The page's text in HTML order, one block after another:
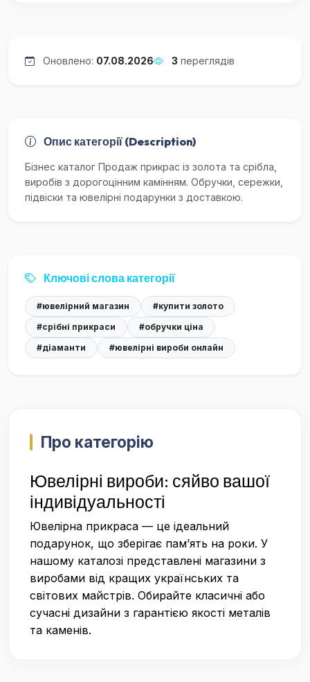
Оновлено: 07.08.2026 3 переглядів
Опис категорії (Description)
Бізнес каталог Продаж прикрас із золота та срібла,
виробів з дорогоцінним камінням. Обручки, сережки,
підвіски та ювелірні подарунки з доставкою.
Ключові слова категорії
#ювелірний магазин
#купити золото
#срібні прикраси
#обручки ціна
#діаманти
#ювелірні вироби онлайн
Про категорію
Ювелірні вироби: сяйво вашої
індивідуальності
Ювелірна прикраса — це ідеальний
подарунок, що зберігає пам’ять на роки. У
нашому каталозі представлені магазини з
виробами від кращих українських та
світових майстрів. Обирайте класичні або
сучасні дизайни з гарантією якості металів
та каменів.